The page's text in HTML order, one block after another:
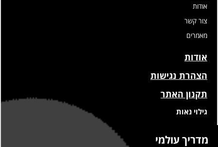
אודות
צור קשר
מאמרים
אודות
הצהרת נגישות
תקנון האתר
גילוי נאות
מדריך עולמי